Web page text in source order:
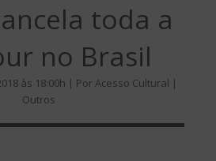
toda a
no Brasil
às 18:00h | Por Acesso Cultural |
Outros